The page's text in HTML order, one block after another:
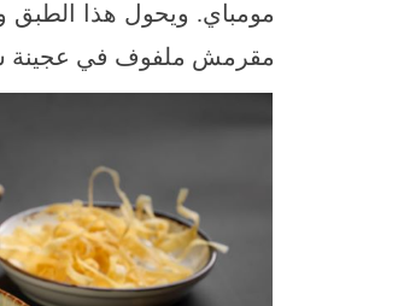
مومباي. ويحول هذا الطبق
مقرمش ملفوف في عجينة